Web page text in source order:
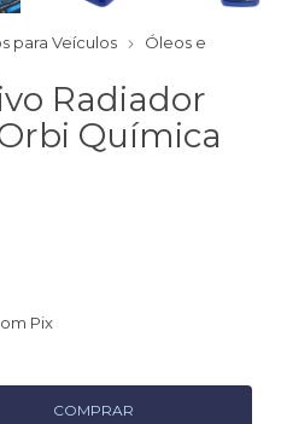
para Veículos
Óleos e
Radiador
Química
Pix